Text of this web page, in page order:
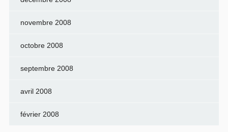
novembre 2008
octobre 2008
septembre 2008
avril 2008
février 2008